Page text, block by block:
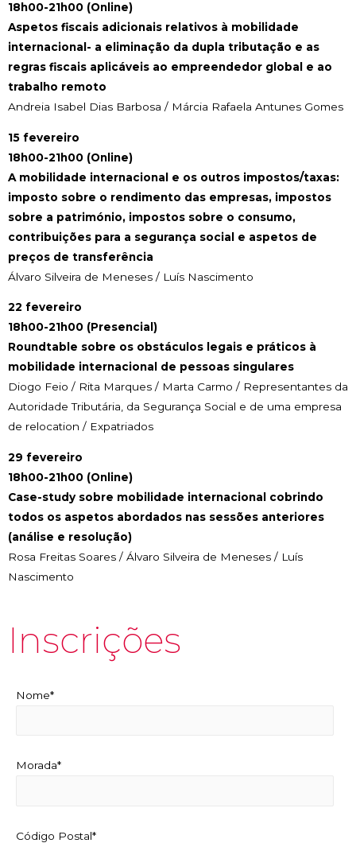
18h00-21h00 (Online)
Aspetos fiscais adicionais relativos à mobilidade
internacional- a eliminação da dupla tributação e as
regras fiscais aplicáveis ao empreendedor global e ao
trabalho remoto
Andreia Isabel Dias Barbosa / Márcia Rafaela Antunes Gomes
15 fevereiro
18h00-21h00 (Online)
A mobilidade internacional e os outros impostos/taxas:
imposto sobre o rendimento das empresas, impostos
sobre a património, impostos sobre o consumo,
contribuições para a segurança social e aspetos de
preços de transferência
Álvaro Silveira de Meneses / Luís Nascimento
22 fevereiro
18h00-21h00 (Presencial)
Roundtable sobre os obstáculos legais e práticos à
mobilidade internacional de pessoas singulares
Diogo Feio / Rita Marques / Marta Carmo / Representantes da
Autoridade Tributária, da Segurança Social e de uma empresa
de relocation / Expatriados
29 fevereiro
18h00-21h00 (Online)
Case-study sobre mobilidade internacional cobrindo
todos os aspetos abordados nas sessões anteriores
(análise e resolução)
Rosa Freitas Soares / Álvaro Silveira de Meneses / Luís
Nascimento
Inscrições
Nome*
Morada*
Código Postal*